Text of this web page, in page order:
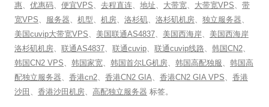
惠、 优惠码、 便宜VPS、 去程直连、 地址、 大带宽、 大带宽VPS、 带
宽VPS、 服务器、 机型、 机房、 洛杉矶、 洛杉矶机房、 独立服务器、
美国cuvip大带宽VPS、 美国联通AS4837、 美国西海岸、 美国西海岸
洛杉矶机房、 联通AS4837、 联通cuvip、 联通cuvip线路、 韩国CN2、
韩国CN2 VPS、 韩国家宽、 韩国首尔LG机房、 韩国高配独服、 韩国高
配独立服务器、 香港cn2、 香港CN2 GIA、 香港CN2 GIA VPS、 香港
沙田 、 香港沙田机房、 高配独立服务器 标签。